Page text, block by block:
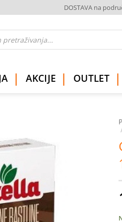
DOSTAVA na
AKCIJE OUTLET